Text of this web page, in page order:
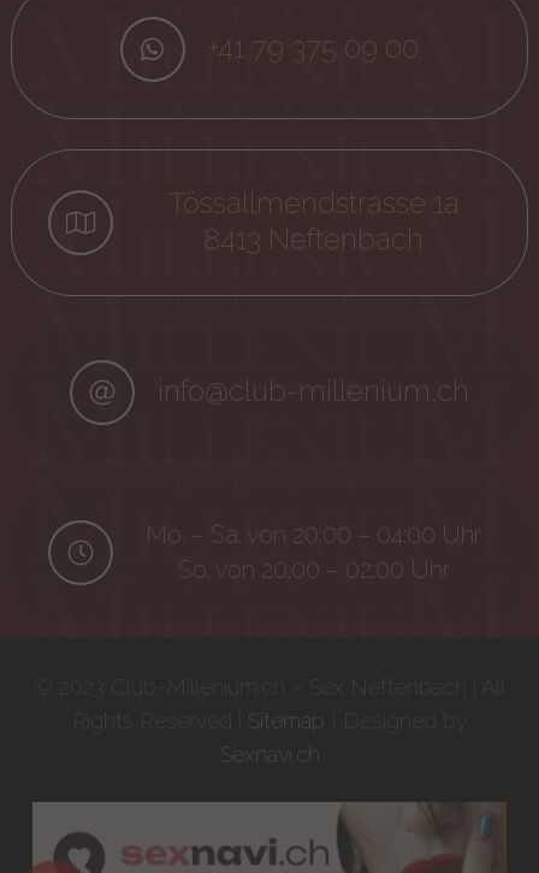
+41 79 375 09 00
Tössallmendstrasse 1a
8413 Neftenbach
info@club-millenium.ch
Mo. – Sa. von 20:00 – 04:00 Uhr
So. von 20:00 – 02:00 Uhr
Sitemap
Sexnavi.ch